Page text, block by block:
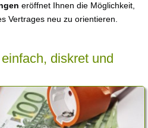
eröffnet Ihnen die Möglichkeit,
Vertrages neu zu orientieren.
diskret und